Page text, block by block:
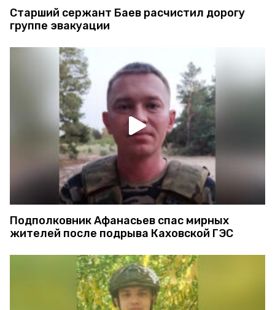
Старший сержант Баев расчистил дорогу
группе эвакуации
Подполковник Афанасьев спас мирных
жителей после подрыва Каховской ГЭС